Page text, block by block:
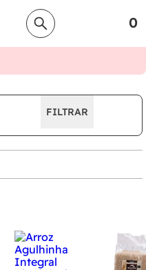
0
FILTRAR